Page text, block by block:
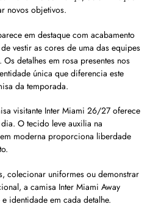
novos objetivos.
em destaque com acabamento
vestir as cores de uma das equipes
detalhes em rosa presentes nos
única que diferencia este
da temporada.
visitante Inter Miami 26/27 oferece
O tecido leve auxilia na
moderna proporciona liberdade
colecionar uniformes ou demonstrar
a camisa Inter Miami Away
identidade em cada detalhe.